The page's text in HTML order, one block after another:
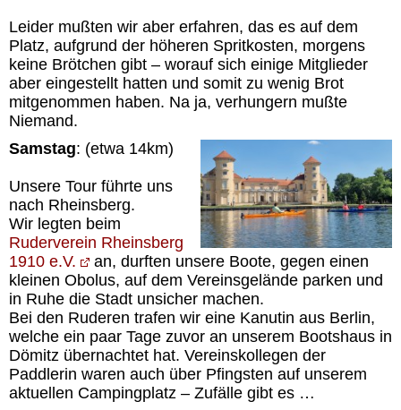
Leider mußten wir aber erfahren, das es auf dem
Platz, aufgrund der höheren Spritkosten, morgens
keine Brötchen gibt – worauf sich einige Mitglieder
aber eingestellt hatten und somit zu wenig Brot
mitgenommen haben. Na ja, verhungern mußte
Niemand.
Samstag: (etwa 14km)
Unsere Tour führte uns
nach Rheinsberg.
Wir legten beim
Ruderverein Rheinsberg
1910 e.V.
an, durften unsere Boote, gegen einen
kleinen Obolus, auf dem Vereinsgelände parken und
in Ruhe die Stadt unsicher machen.
Bei den Ruderen trafen wir eine Kanutin aus Berlin,
welche ein paar Tage zuvor an unserem Bootshaus in
Dömitz übernachtet hat. Vereinskollegen der
Paddlerin waren auch über Pfingsten auf unserem
aktuellen Campingplatz – Zufälle gibt es …